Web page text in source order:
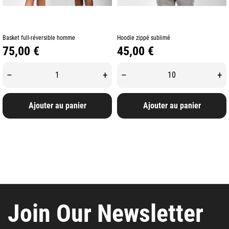
Basket full-réversible homme
Prix
75,00 €
– +
Ajouter au panier
Hoodie zippé sublimé
Prix
45,00 €
– +
Ajouter au panier
Join Our Newsletter